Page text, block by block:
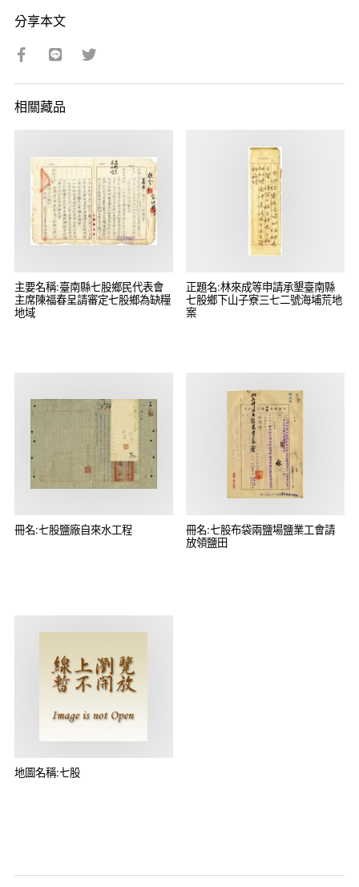
分享本文
相關藏品
主要名稱:臺南縣七股鄉民代表會
主席陳福春呈請審定七股鄉為缺糧
地域
正題名:林來成等申請承墾臺南縣
七股鄉下山子寮三七二號海埔荒地
案
冊名:七股鹽廠自來水工程
冊名:七股布袋兩鹽場鹽業工會請
放領鹽田
地圖名稱:七股